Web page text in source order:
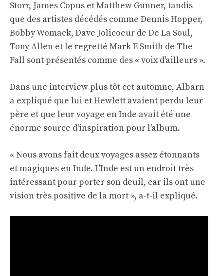
Storr, James Copus et Matthew Gunner, tandis
que des artistes décédés comme Dennis Hopper,
Bobby Womack, Dave Jolicoeur de De La Soul,
Tony Allen et le regretté Mark E Smith de The
Fall sont présentés comme des « voix d'ailleurs ».
Dans une interview plus tôt cet automne, Albarn
a expliqué que lui et Hewlett avaient perdu leur
père et que leur voyage en Inde avait été une
énorme source d'inspiration pour l'album.
« Nous avons fait deux voyages assez étonnants
et magiques en Inde. L'Inde est un endroit très
intéressant pour porter son deuil, car ils ont une
vision très positive de la mort », a-t-il expliqué.